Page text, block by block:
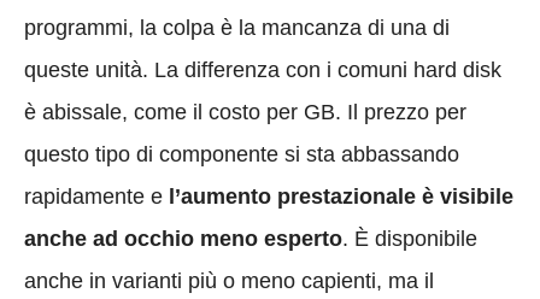
programmi, la colpa è la mancanza di una di
queste unità. La differenza con i comuni hard disk
è abissale, come il costo per GB. Il prezzo per
questo tipo di componente si sta abbassando
rapidamente e l’aumento prestazionale è visibile
anche ad occhio meno esperto. È disponibile
anche in varianti più o meno capienti, ma il